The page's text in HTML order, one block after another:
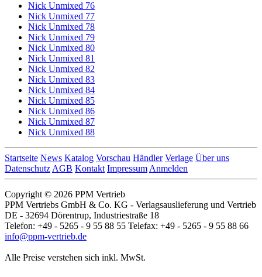
Nick Unmixed 76
Nick Unmixed 77
Nick Unmixed 78
Nick Unmixed 79
Nick Unmixed 80
Nick Unmixed 81
Nick Unmixed 82
Nick Unmixed 83
Nick Unmixed 84
Nick Unmixed 85
Nick Unmixed 86
Nick Unmixed 87
Nick Unmixed 88
Startseite News Katalog Vorschau Händler Verlage Über uns
Datenschutz AGB Kontakt Impressum Anmelden
Copyright © 2026 PPM Vertrieb
PPM Vertriebs GmbH & Co. KG - Verlagsauslieferung und Vertrieb
DE - 32694 Dörentrup, Industriestraße 18
Telefon: +49 - 5265 - 9 55 88 55 Telefax: +49 - 5265 - 9 55 88 66
info@ppm-vertrieb.de
Alle Preise verstehen sich inkl. MwSt.